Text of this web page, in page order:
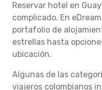
Reservar hotel en
complicado. En
portafolio de
estrellas hasta
ubicación.
Algunas de las
viajeros colombianos